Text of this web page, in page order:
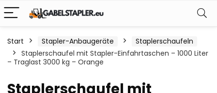
Start Stapler-Anbaugeräte
Staplerschaufeln
Staplerschaufel mit Stapler-Einfahrtaschen – 1000 Liter
– Traglast 3000 kg – Orange
Staplerschaufel mit